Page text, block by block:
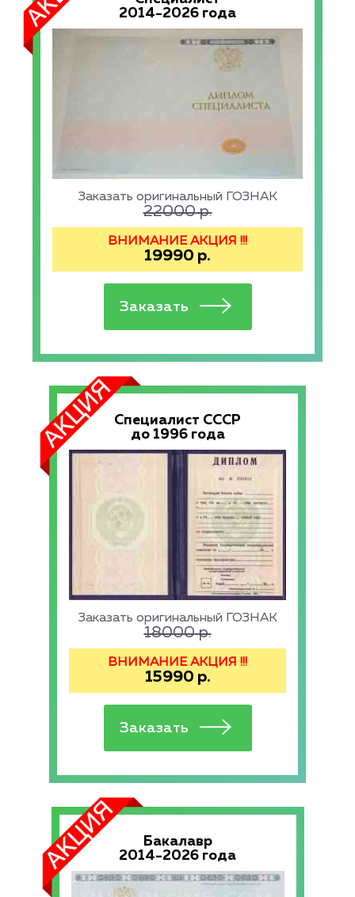
2014-2026 года
Заказать оригинальный ГОЗНАК
22000р.
ВНИМАНИЕ АКЦИЯ !!!
19990 р.
Специалист СССР
до 1996 года
Заказать оригинальный ГОЗНАК
18000р.
ВНИМАНИЕ АКЦИЯ !!!
15990 р.
Бакалавр
2014-2026 года